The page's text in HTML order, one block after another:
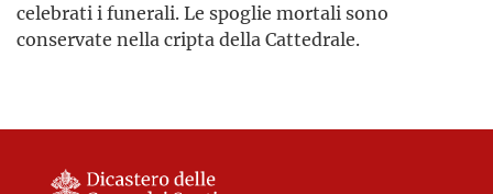
celebrati i funerali. Le spoglie mortali sono
conservate nella cripta della Cattedrale.